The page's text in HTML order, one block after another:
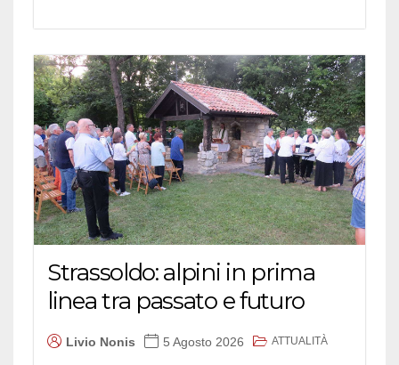
Strassoldo: alpini in prima
linea tra passato e futuro
Livio Nonis 5 Agosto 2026 ATTUALITÀ